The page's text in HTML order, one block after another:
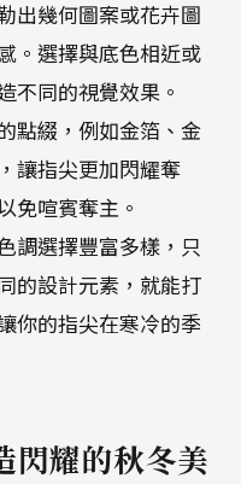
出幾何圖案或花卉圖
。選擇與底色相近或
不同的視覺效果。
點綴，例如金箔、金
讓指尖更加閃耀奪
免喧賓奪主。
調選擇豐富多樣，只
的設計元素，就能打
你的指尖在寒冷的季
閃耀的秋冬美